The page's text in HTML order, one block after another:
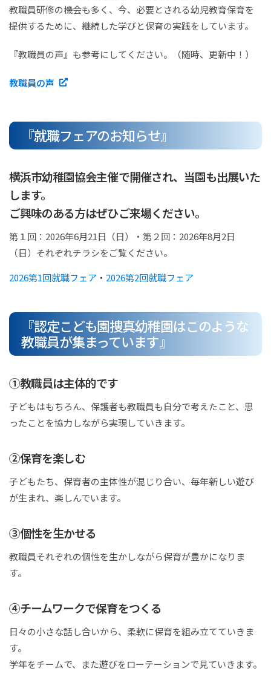
教職員研修の機会も多く、今、必要とされる幼児教育保育を
提供するために、継続した学びと保育の実践をしています。
『教職員の声』も参考にしてください。（随時、更新中！）
教職員の声
『就職フェアのお知らせ』
横浜市幼稚園協会主催で開催され、当園も出展いた
します。
ご興味のある方はぜひご来場ください。
第１回：2026年6月21日（日）・第２回：2026年8月2日
（日）それぞれチラシをご覧ください。
2026第1回就職フェア ・ 2026第2回就職フェア
『認定こども園捜真幼稚園はこのような
教職員が集まっています』
①教職員は主体的です
子どもはもちろん、保護者も教職員も自分で考えたこと、思
ったことを協力しながら実現していきます。
②保育を楽しむ
子どもたち、保育者の主体性が混じり合い、毎年新しい遊び
が生まれ、楽しんでいます。
③個性を生かせる
教職員それぞれの個性を生かしながら保育が豊かになりま
す。
④チームワークで保育をつくる
日々の小さな話し合いから、柔軟に保育を組み立てていきま
す。
学年をチームで、また遊びをローテーションで見ていきます。